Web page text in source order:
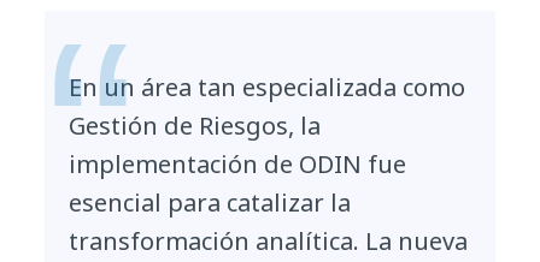
En un área tan especializada como
Gestión de Riesgos, la
implementación de ODIN fue
esencial para catalizar la
transformación analítica. La nueva